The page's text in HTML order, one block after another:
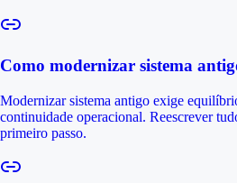
Como modernizar sistema
Modernizar sistema antigo exige
continuidade operacional. Reescrever
primeiro passo.